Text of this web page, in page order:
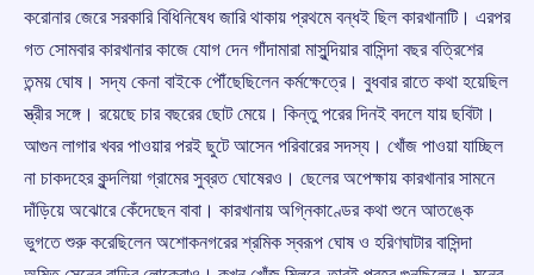
করোনার জেরে সরকারি বিধিনিষেধ জারি থাকায় প্রথমে বন্ধই ছিল কারখানাটি। এরপর
গত সোমবার কারখানার কাজে যোগ দেন গাঁদামারা মাসুন্দিয়ার বাসিন্দা বছর বত্রিশের
তন্ময় ঘোষ। সদ্য কেনা বাইকে পৌঁছেছিলেন কর্মক্ষেত্রে। বুধবার রাতে কথা হয়েছিল
স্ত্রীর সঙ্গে। রয়েছে চার বছরের ছোট মেয়ে। কিন্তু পরের দিনই বদলে যায় ছবিটা।
আগুন লাগার খবর পাওয়ার পরই ছুটে আসেন পরিবারের সদস্য। খোঁজ পাওয়া যাচ্ছিল
না চাকদহের কুন্দলিয়া গ্রামের সুব্রত ঘোষেরও। ছেলের অপেক্ষায় কারখানার সামনে
দাঁড়িয়ে অঝোরে কেঁদেছেন বাবা। কারখানায় অগ্নিকাণ্ডের কথা শুনে আতঙ্কে
ভুগতে শুরু করেছিলেন অশোকনগরের শ্রমিক স্বরূপ ঘোষ ও হরিণঘাটার বাসিন্দা